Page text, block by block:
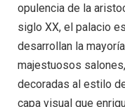
opulencia de la
siglo XX, el palacio
desarrollan la
majestuosos
decoradas al estilo
capa visual que